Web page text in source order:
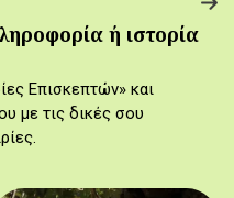
ή ιστορία
Επισκεπτών» και
με τις δικές σου